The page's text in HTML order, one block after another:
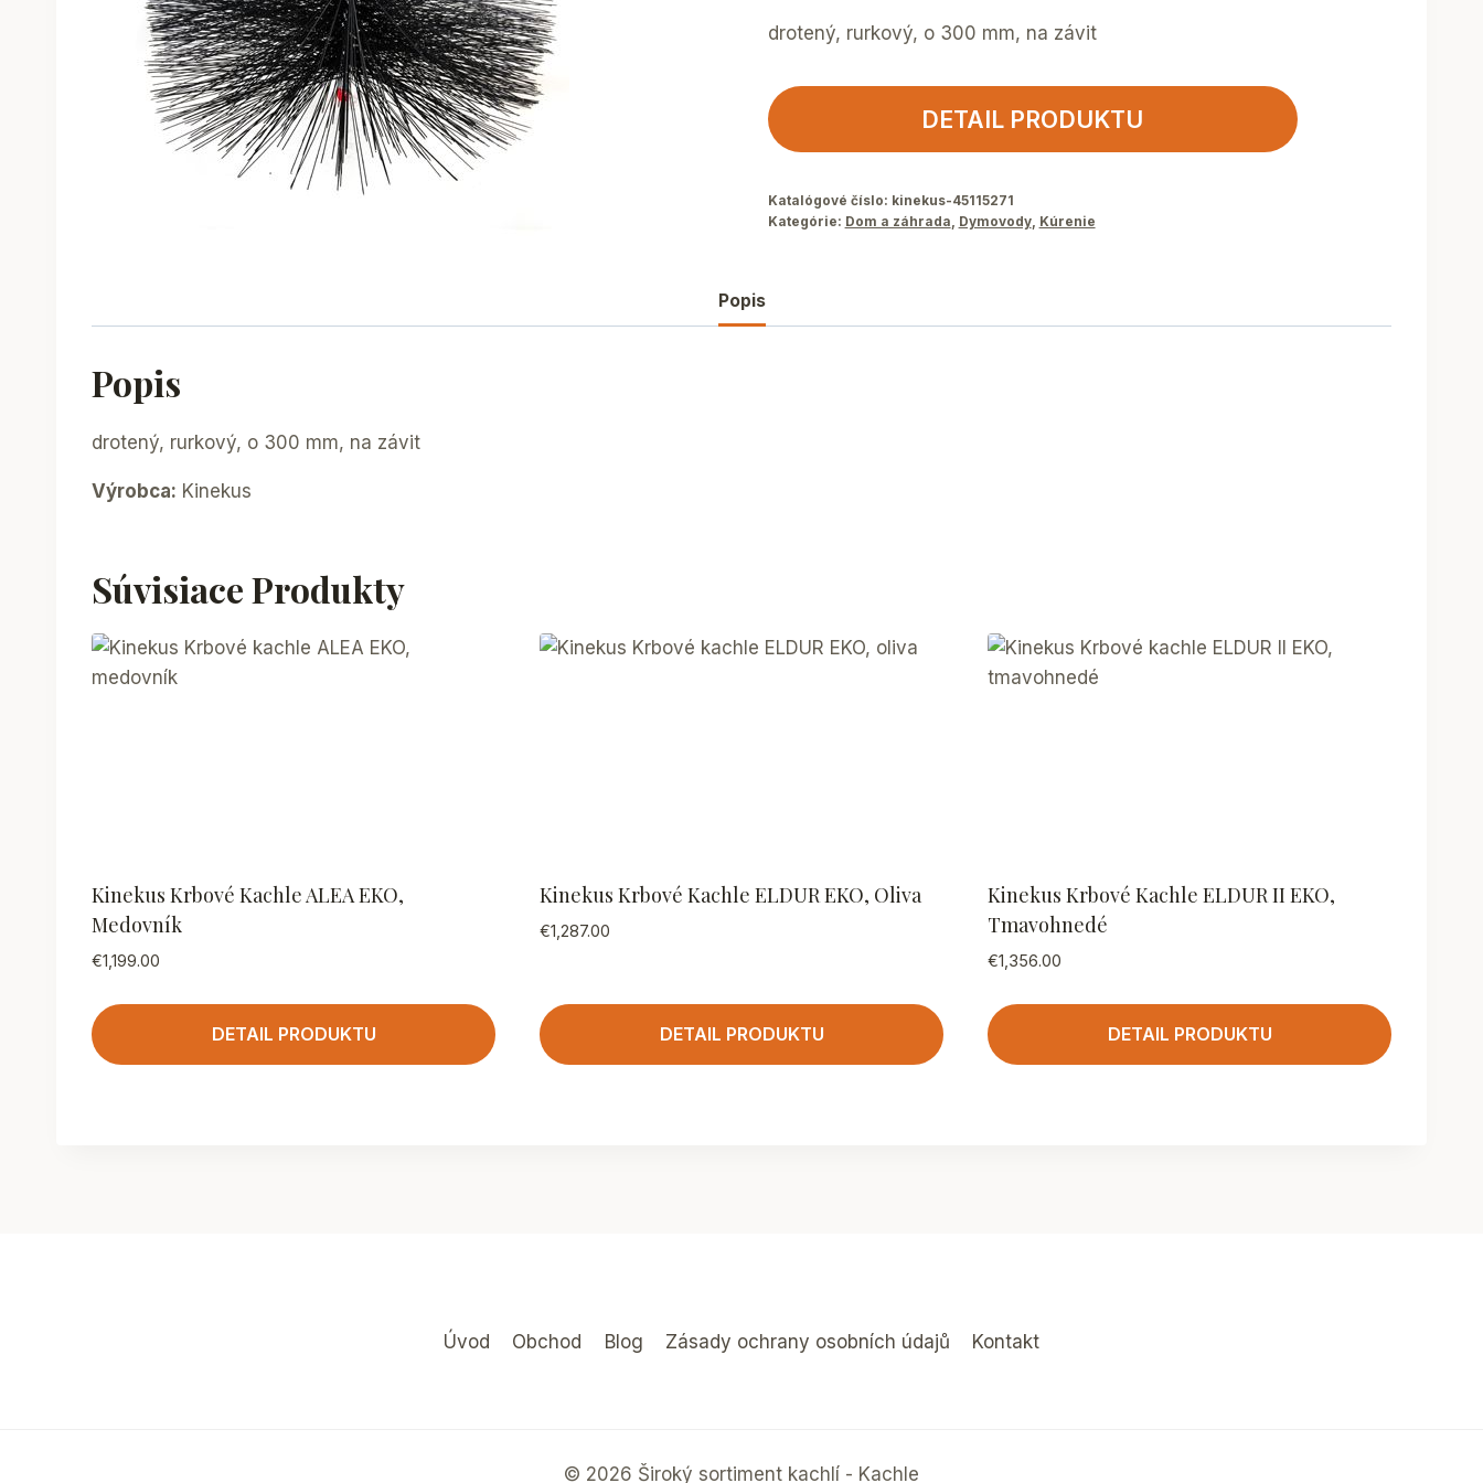
drotený, rurkový, o 300 mm, na závit
DETAIL PRODUKTU
Katalógové číslo: kinekus-45115271
Kategórie: Dom a záhrada, Dymovody, Kúrenie
Popis
Popis
drotený, rurkový, o 300 mm, na závit
Výrobca: Kinekus
Súvisiace Produkty
Kinekus Krbové Kachle ALEA EKO,
Medovník
€1,199.00
DETAIL PRODUKTU
Kinekus Krbové Kachle ELDUR EKO, Oliva
€1,287.00
DETAIL PRODUKTU
Kinekus Krbové Kachle ELDUR II EKO,
Tmavohnedé
€1,356.00
DETAIL PRODUKTU
Úvod Obchod Blog Zásady ochrany osobních údajů Kontakt
© 2026 Široký sortiment kachlí - Kachle